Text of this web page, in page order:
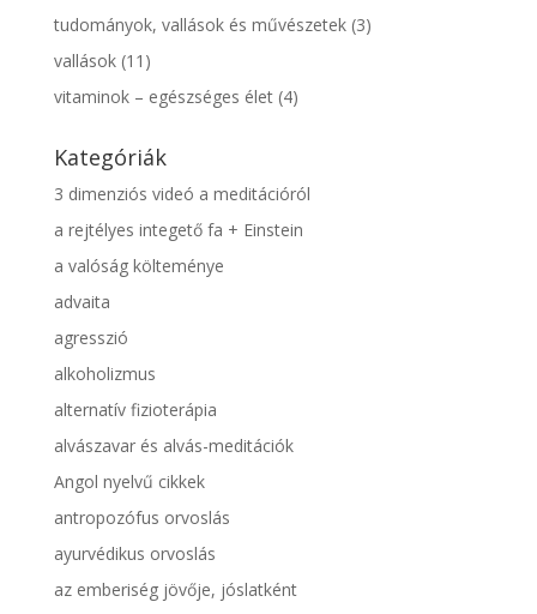
tudományok, vallások és művészetek(3)
vallások(11)
vitaminok – egészséges élet(4)
Kategóriák
3 dimenziós videó a meditációról
a rejtélyes integető fa + Einstein
a valóság költeménye
advaita
agresszió
alkoholizmus
alternatív fizioterápia
alvászavar és alvás-meditációk
Angol nyelvű cikkek
antropozófus orvoslás
ayurvédikus orvoslás
az emberiség jövője, jóslatként